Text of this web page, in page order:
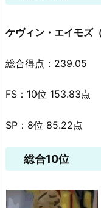
ケヴィン・エイモズ
総合得点：239.05
FS：10位 153.83点
SP：8位 85.22点
総合10位